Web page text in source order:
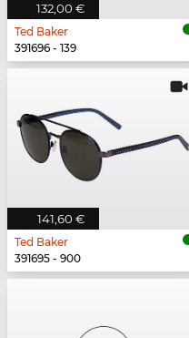
132,00 €
Ted Baker
391696 - 139
141,60 €
Ted Baker
391695 - 900